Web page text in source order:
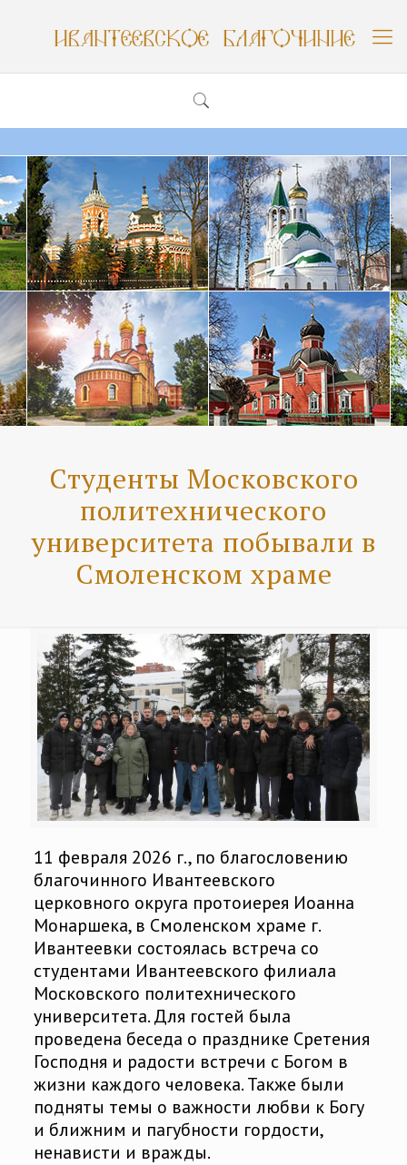
Студенты Московского
политехнического
университета побывали в
Смоленском храме
11 февраля 2026 г., по благословению
благочинного Ивантеевского
церковного округа протоиерея Иоанна
Монаршека, в Смоленском храме г.
Ивантеевки состоялась встреча со
студентами Ивантеевского филиала
Московского политехнического
университета. Для гостей была
проведена беседа о празднике Сретения
Господня и радости встречи с Богом в
жизни каждого человека. Также были
подняты темы о важности любви к Богу
и ближним и пагубности гордости,
ненависти и вражды.